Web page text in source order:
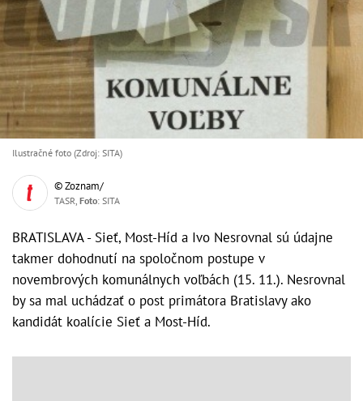
Ilustračné foto (Zdroj: SITA)
© Zoznam/
TASR, Foto: SITA
BRATISLAVA - Sieť, Most-Híd a Ivo Nesrovnal sú údajne
takmer dohodnutí na spoločnom postupe v
novembrových komunálnych voľbách (15. 11.). Nesrovnal
by sa mal uchádzať o post primátora Bratislavy ako
kandidát koalície Sieť a Most-Híd.